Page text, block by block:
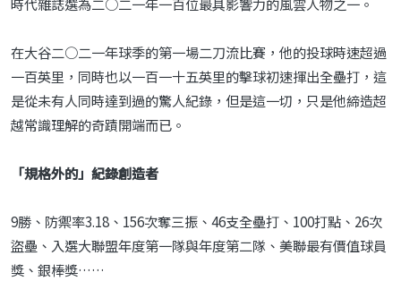
在大谷二○二一年球季的第一場二刀流比賽，他的投球時速超過
一百英里，同時也以一百一十五英里的擊球初速揮出全壘打，這
是從未有人同時達到過的驚人紀錄，但是這一切，只是他締造超
越常識理解的奇蹟開端而已。
「規格外的」紀錄創造者
9勝、防禦率3.18、156次奪三振、46支全壘打、100打點、26次
盜壘、入選大聯盟年度第一隊與年度第二隊、美聯最有價值球員
獎、銀棒獎……